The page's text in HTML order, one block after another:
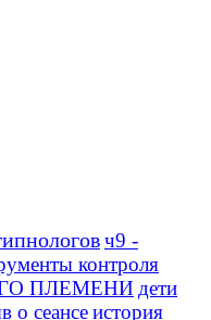
ч9 -
контроля
ПЛЕМЕНИ дети
о сеансеистория